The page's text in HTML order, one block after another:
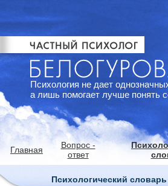
Психология не дает
а лишь помогает лучше понять
Главная
Вопрос -
ответ
Психологический словарь